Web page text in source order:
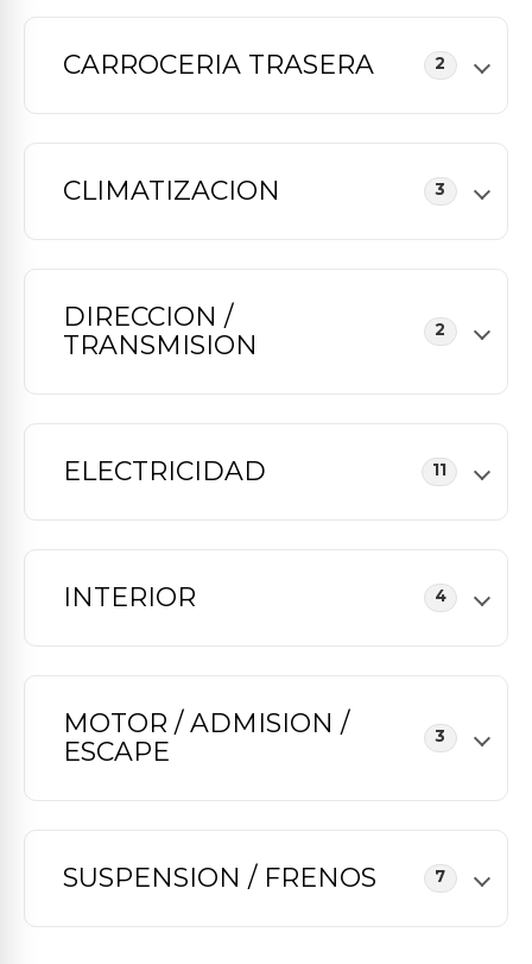
CARROCERIA TRASERA 2
CLIMATIZACION 3
DIRECCION /
TRANSMISION
2
ELECTRICIDAD 11
INTERIOR 4
MOTOR / ADMISION /
ESCAPE
3
SUSPENSION / FRENOS 7